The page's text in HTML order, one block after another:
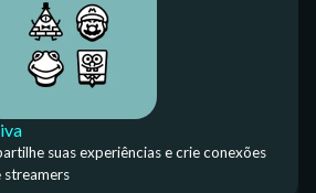
suas experiências e crie conexões